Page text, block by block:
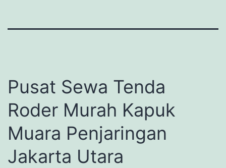
Pusat Sewa Tenda
Roder Murah Kapuk
Muara Penjaringan
Jakarta Utara